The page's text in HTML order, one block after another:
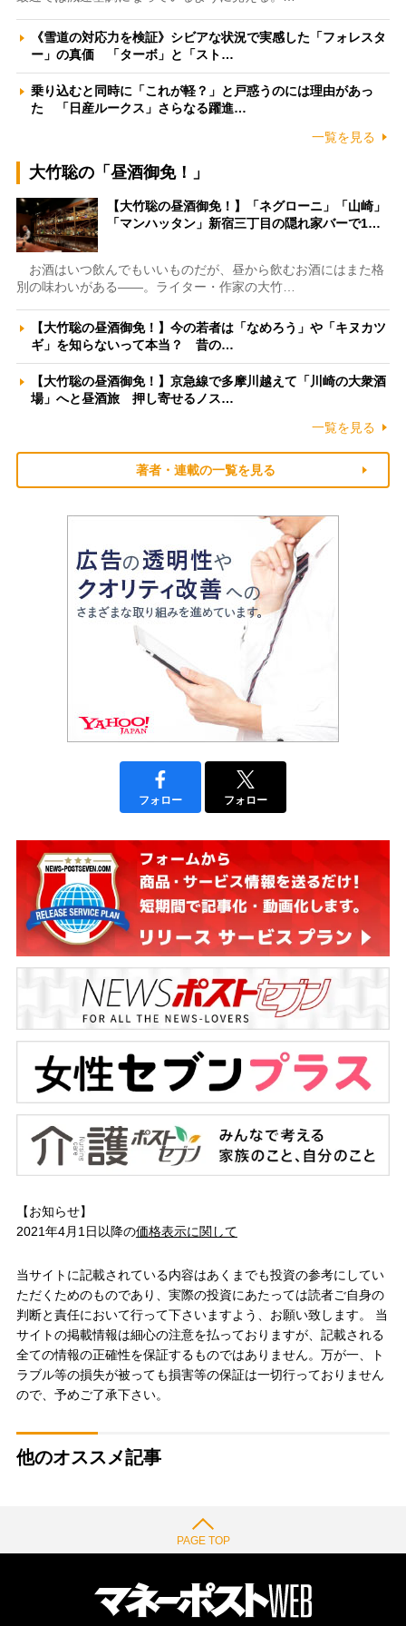
《雪道の対応力を検証》シビアな状況で実感した「フォレスタ
ー」の真価 「ターボ」と「スト…
乗り込むと同時に「これが軽？」と戸惑うのには理由があっ
た 「日産ルークス」さらなる躍進…
一覧を見る
大竹聡の「昼酒御免！」
【大竹聡の昼酒御免！】「ネグローニ」「山崎」
「マンハッタン」新宿三丁目の隠れ家バーで1…
お酒はいつ飲んでもいいものだが、昼から飲むお酒にはまた格
別の味わいがある――。ライター・作家の大竹…
【大竹聡の昼酒御免！】今の若者は「なめろう」や「キヌカツ
ギ」を知らないって本当？ 昔の…
【大竹聡の昼酒御免！】京急線で多摩川越えて「川崎の大衆酒
場」へと昼酒旅 押し寄せるノス…
一覧を見る
著者・連載の一覧を見る
フォロー フォロー
【お知らせ】
2021年4月1日以降の価格表示に関して
当サイトに記載されている内容はあくまでも投資の参考にしてい
ただくためのものであり、実際の投資にあたっては読者ご自身の
判断と責任において行って下さいますよう、お願い致します。 当
サイトの掲載情報は細心の注意を払っておりますが、記載される
全ての情報の正確性を保証するものではありません。万が一、ト
ラブル等の損失が被っても損害等の保証は一切行っておりません
ので、予めご了承下さい。
他のオススメ記事
PAGE TOP